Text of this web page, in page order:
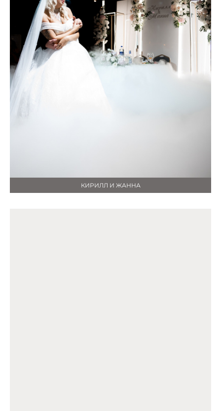
КИРИЛЛ И ЖАННА